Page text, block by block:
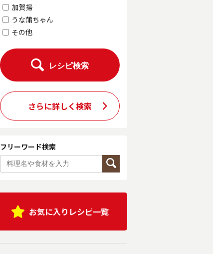
加賀揚
うな蒲ちゃん
その他
レシピ検索
さらに詳しく検索
フリーワード検索
お気に入りレシピ一覧